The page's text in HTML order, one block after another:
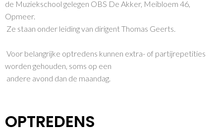
de Muziekschool gelegen OBS De Akker, Meibloem 46,
Opmeer.
Ze staan onder leiding van dirigent Thomas Geerts.
Voor belangrijke optredens kunnen extra- of partijrepetities
worden gehouden, soms op een
andere avond dan de maandag.
OPTREDENS